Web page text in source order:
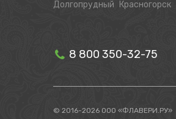
Долгопрудный
Красногорск
8 800 350-32-75
© 2016-2026 ООО «ФЛАВЕРИ.РУ»